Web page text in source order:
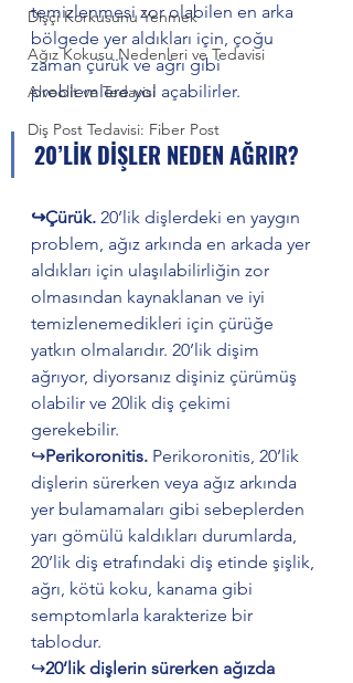
Dişçi Korkusunu Yenmek
Ağız Kokusu Nedenleri ve Tedavisi
Alveolit ve Tedavisi
Diş Post Tedavisi: Fiber Post
temizlenmesi zor olabilen en arka
bölgede yer aldıkları için, çoğu
zaman çürük ve ağrı gibi
problemlere yol açabilirler.
20’LİK DİŞLER NEDEN AĞRIR?
↪️Çürük. 20’lik dişlerdeki en yaygın
problem, ağız arkında en arkada yer
aldıkları için ulaşılabilirliğin zor
olmasından kaynaklanan ve iyi
temizlenemedikleri için çürüğe
yatkın olmalarıdır. 20’lik dişim
ağrıyor, diyorsanız dişiniz çürümüş
olabilir ve 20lik diş çekimi
gerekebilir.
↪️Perikoronitis. Perikoronitis, 20’lik
dişlerin sürerken veya ağız arkında
yer bulamamaları gibi sebeplerden
yarı gömülü kaldıkları durumlarda,
20’lik diş etrafındaki diş etinde şişlik,
ağrı, kötü koku, kanama gibi
semptomlarla karakterize bir
tablodur.
↪️20’lik dişlerin sürerken ağızda